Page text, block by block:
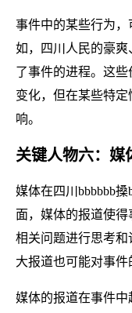
事件中的某些行为，
如，四川人民的豪
了事件的进程。这
变化，但在某些特
响。
关键人物六：媒
媒体在四川bbbbbb
面，媒体的报道使
相关问题进行思考
大报道也可能对事件
媒体的报道在事件中